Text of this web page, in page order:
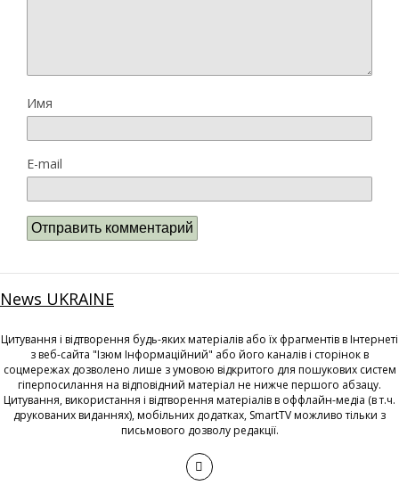
Имя
E-mail
News UKRAINE
Цитування і відтворення будь-яких матеріалів або їх фрагментів в Інтернеті
з веб-сайта "Ізюм Інформаційний" або його каналів і сторінок в
соцмережах дозволено лише з умовою відкритого для пошукових систем
гіперпосилання на відповідний матеріал не нижче першого абзацу.
Цитування, використання і відтворення матеріалів в оффлайн-медіа (в т.ч.
друкованих виданнях), мобільних додатках, SmartTV можливо тільки з
письмового дозволу редакції.